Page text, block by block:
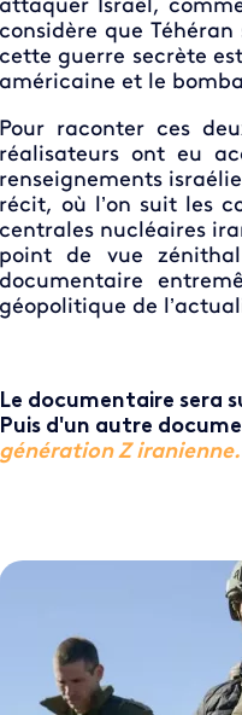
attaquer Israël,
considère que
cette guerre secrète
américaine et le
Pour raconter ces
réalisateurs ont eu
renseignements
récit, où l’on suit les
centrales nucléaires
point de vue
documentaire
géopolitique de
Le documentaire sera
Puis d'un autre
génération Z iranienne.